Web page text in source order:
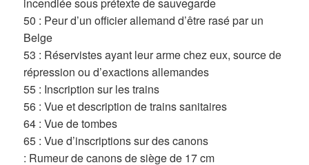
incendiée sous prétexte de sauvegarde
50 : Peur d’un officier allemand d’être rasé par un
Belge
53 : Réservistes ayant leur arme chez eux, source de
répression ou d’exactions allemandes
55 : Inscription sur les trains
56 : Vue et description de trains sanitaires
64 : Vue de tombes
65 : Vue d’inscriptions sur des canons
: Rumeur de canons de siège de 17 cm